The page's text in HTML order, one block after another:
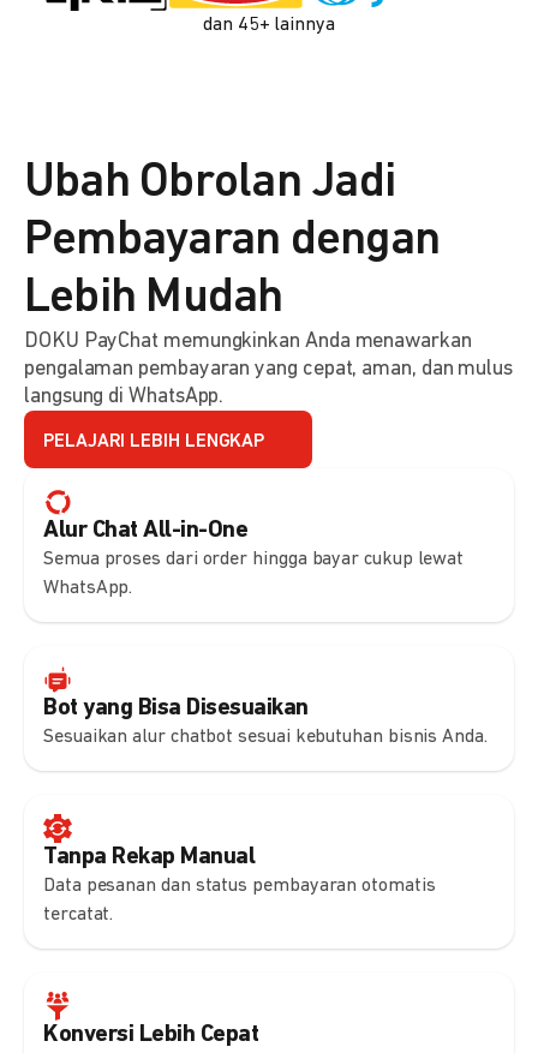
dan 45+ lainnya
Alur Chat All-in-One
Semua proses dari order hingga bayar cukup lewat
WhatsApp.
Bot yang Bisa Disesuaikan
Sesuaikan alur chatbot sesuai kebutuhan bisnis Anda.
Tanpa Rekap Manual
Data pesanan dan status pembayaran otomatis
tercatat.
Konversi Lebih Cepat
Ubah Obrolan Jadi
Pembayaran dengan
Lebih Mudah
DOKU PayChat memungkinkan Anda menawarkan
pengalaman pembayaran yang cepat, aman, dan mulus
langsung di WhatsApp.
PELAJARI LEBIH LENGKAP